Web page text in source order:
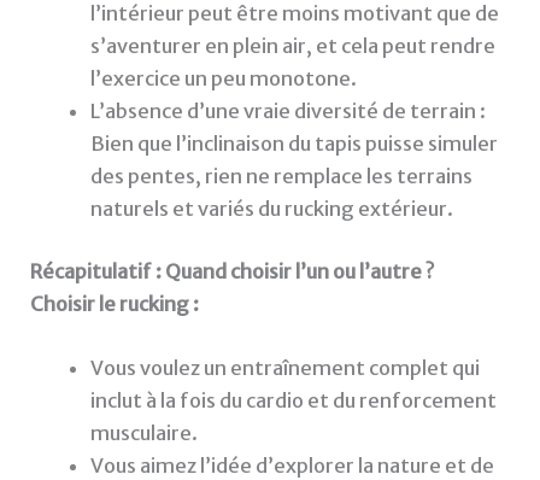
l’intérieur peut être moins motivant que de
s’aventurer en plein air, et cela peut rendre
l’exercice un peu monotone.
L’absence d’une vraie diversité de terrain :
Bien que l’inclinaison du tapis puisse simuler
des pentes, rien ne remplace les terrains
naturels et variés du rucking extérieur.
Récapitulatif : Quand choisir l’un ou l’autre ?
Choisir le rucking :
Vous voulez un entraînement complet qui
inclut à la fois du cardio et du renforcement
musculaire.
Vous aimez l’idée d’explorer la nature et de